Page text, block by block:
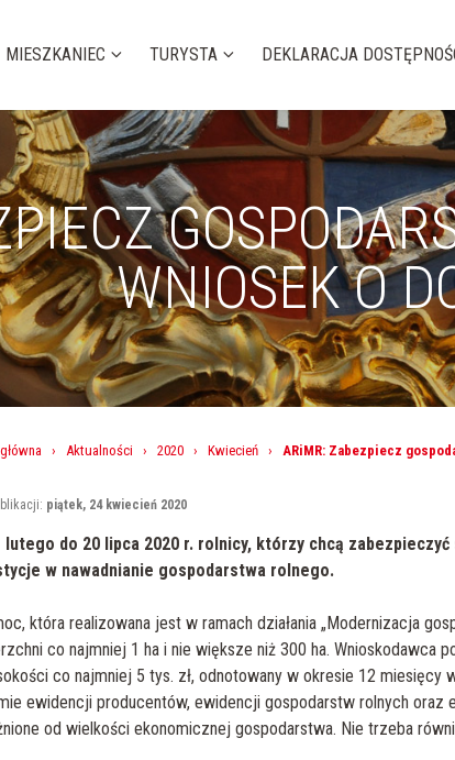
MIESZKANIEC TURYSTA DEKLARACJA
WNIOSEK O
› Aktualności › 2020 › Kwiecień › ARiMR: Zabezpiecz
piątek, 24 kwiecień 2020
lutego do 20 lipca 2020 r. rolnicy, którzy chcą zabezpieczyć
w nawadnianie gospodarstwa rolnego.
która realizowana jest w ramach działania „Modernizacja
co najmniej 1 ha i nie większe niż 300 ha.
co najmniej 5 tys. zł, odnotowany w okresie 12
ewidencji producentów, ewidencji gospodarstw rolnych oraz
od wielkości ekonomicznej gospodarstwa. Nie trzeba